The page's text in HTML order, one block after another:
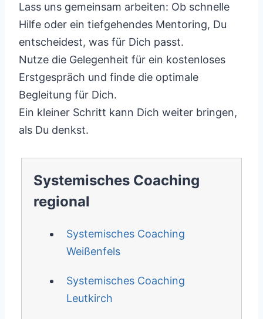
Lass uns gemeinsam arbeiten: Ob schnelle
Hilfe oder ein tiefgehendes Mentoring, Du
entscheidest, was für Dich passt.
Nutze die Gelegenheit für ein kostenloses
Erstgespräch und finde die optimale
Begleitung für Dich.
Ein kleiner Schritt kann Dich weiter bringen,
als Du denkst.
Systemisches Coaching
regional
Systemisches Coaching
Weißenfels
Systemisches Coaching
Leutkirch